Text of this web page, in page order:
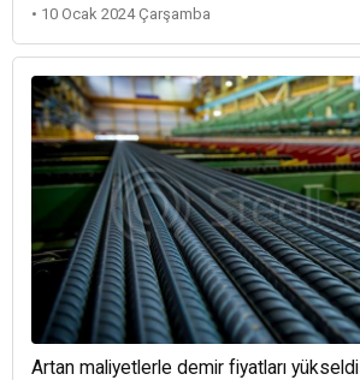
• 10 Ocak 2024 Çarşamba
Artan maliyetlerle demir fiyatları yükseldi